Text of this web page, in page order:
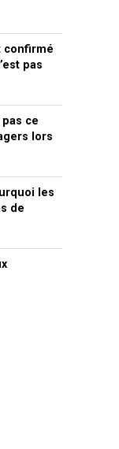
confirmé
pas
ce
lors
les
de